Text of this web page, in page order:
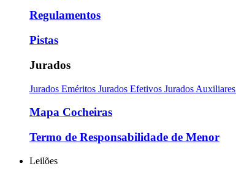
Regulamentos
Pistas
Jurados
Jurados Eméritos Jurados Efetivos Jurados Auxiliares
Mapa Cocheiras
Termo de Responsabilidade de Menor
Leilões